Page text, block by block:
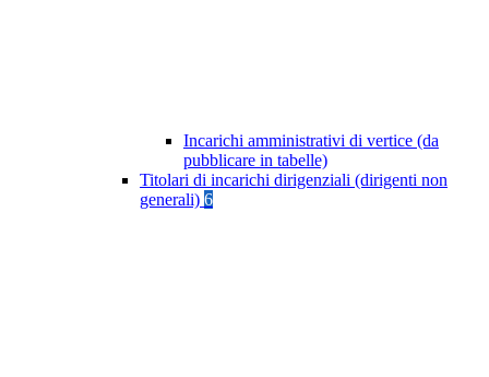
Incarichi amministrativi di vertice (da
pubblicare in tabelle)
Titolari di incarichi dirigenziali (dirigenti non
generali) 6